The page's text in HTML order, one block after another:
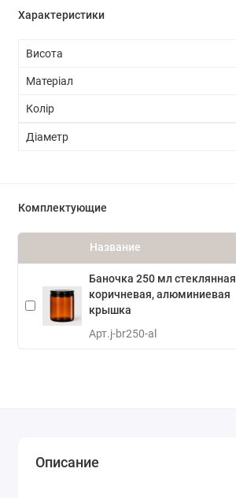
Характеристики
Висота
Матеріал
Колір
Діаметр
Комплектующие
Название
Баночка 250 мл стеклянная
коричневая, алюминиевая
крышка
Арт.j-br250-al
Описание